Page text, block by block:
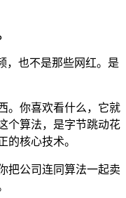
，也不是那些网红。是
。你喜欢看什么，它就
个算法，是字节跳动花
的核心技术。
把公司连同算法一起卖